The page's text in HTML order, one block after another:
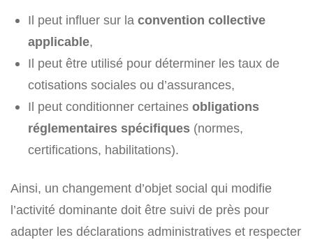
Il peut influer sur la convention collective
applicable,
Il peut être utilisé pour déterminer les taux de
cotisations sociales ou d’assurances,
Il peut conditionner certaines obligations
réglementaires spécifiques (normes,
certifications, habilitations).
Ainsi, un changement d’objet social qui modifie
l’activité dominante doit être suivi de près pour
adapter les déclarations administratives et respecter